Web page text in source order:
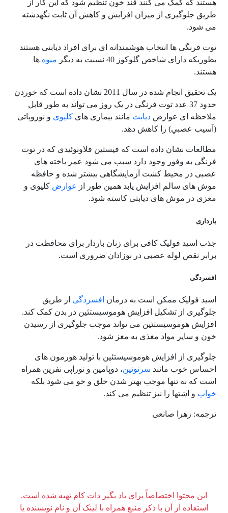
هستند که کمک می کنند قند خون تنظیم شود که این کار از
طریق جلوگیری از میزان افزایش و کاهش آن ثابت نگهدشته
می شود.
توت فرنگی ها انتخاب هوشمندانه ای برای افراد دیابتی هستند
بطوریکه دارای شاخص گلوکوز 40 نسبت به دیگر
میوه ها
هستند.
یک تحقیق انجام شده در سال 2011 نشان داده است که خوردن
حدود 37 عدد توت فرنگی در یک روز می تواند به طور قابل
ملاحظه ای عوارض دیابت مانند بیماری های کلیوی و نوروپاتى
(آسيب عصبي) را کاهش دهد.
مطالعات نشان داده است که فیستین فلاونوئیدی که در توت
فرنگی به وفور وجود دارد سبب می شود عمر یاخته های
عصبی در محیط کشت آزمایشگاهی بیشتر شده و حافظه
موش های سالم افزایش یابد همین طور از عوارض کلیوی و
مغزی در موش های دیابتی کاسته شود.
بارداری
جذب اسید فولیک کافی برای زنان باردار برای محافظت در
برابر نقص لوله عصبی در نوزادان ضروری است.
افسردگی
اسید فولیک ممکن است به درمان افسردگی از طریق
جلوگیری از تشکیل افزایش هوموسیستئین در بدن کمک کند.
افزایش هوموسیستئین می تواند موجب جلوگیری از رسیدن
خون و سایر مواد مغذی به مغز شود.
جلوگیری از افزایش هوموسیستئین با تولید هورمون های
احساس خوب مانند سرتونین، دوپامین و نوراپی نفرین همراه
است که نه تنها موجب بهتر شدن خلق و خو می شود بلکه
خواب و اشتها را نیز تنظیم می کند.
ترجمه: زهرا صانعی
این محتوا اختصاصاً برای یاد بگیر دات کام تهیه شده است.
استفاده از آن با ذکر منبع همراه با لینک آن و نام نویسنده یا